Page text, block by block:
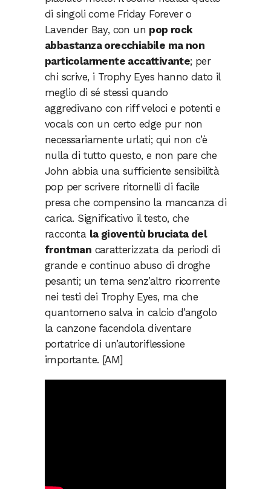
di singoli come Friday Forever o
Lavender Bay, con un pop rock
abbastanza orecchiabile ma non
particolarmente accattivante; per
chi scrive, i Trophy Eyes hanno dato il
meglio di sé stessi quando
aggredivano con riff veloci e potenti e
vocals con un certo edge pur non
necessariamente urlati; qui non c’è
nulla di tutto questo, e non pare che
John abbia una sufficiente sensibilità
pop per scrivere ritornelli di facile
presa che compensino la mancanza di
carica. Significativo il testo, che
racconta la gioventù bruciata del
frontman caratterizzata da periodi di
grande e continuo abuso di droghe
pesanti; un tema senz’altro ricorrente
nei testi dei Trophy Eyes, ma che
quantomeno salva in calcio d’angolo
la canzone facendola diventare
portatrice di un’autoriflessione
importante. [AM]